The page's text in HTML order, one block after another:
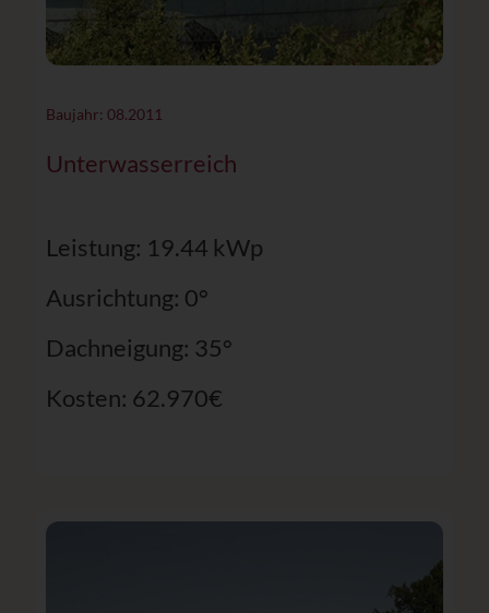
Baujahr: 08.2011
Unterwasserreich
Leistung: 19.44 kWp
Ausrichtung: 0°
Dachneigung: 35°
Kosten: 62.970€